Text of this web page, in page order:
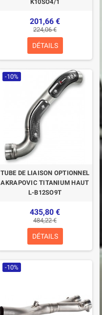
K10SO4/1
201,66 €
224,06 €
DÉTAILS
-10%
TUBE DE LIAISON OPTIONNEL
AKRAPOVIC TITANIUM HAUT
L-B12SO9T
435,80 €
484,22 €
DÉTAILS
-10%